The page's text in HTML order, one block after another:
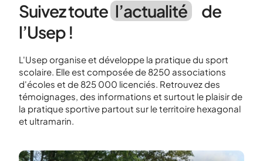
Suivez toute l’actualité
de
l’Usep !
L'Usep organise et développe la pratique du sport
scolaire. Elle est composée de 8250 associations
d'écoles et de 825 000 licenciés. Retrouvez des
témoignages, des informations et surtout le plaisir de
la pratique sportive partout sur le territoire hexagonal
et ultramarin.